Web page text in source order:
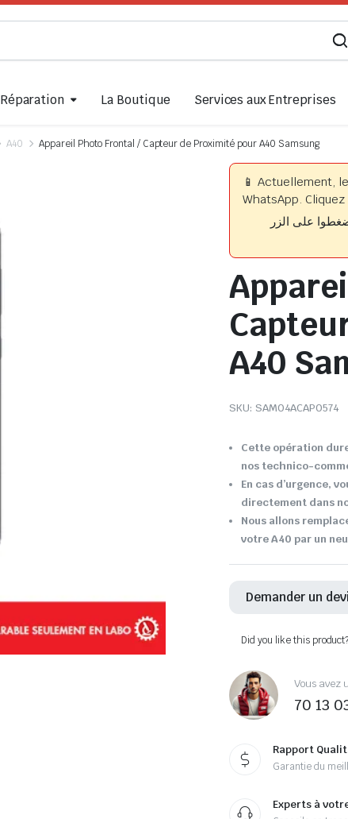
Réparation La Boutique Services aux Entreprises
A40 Appareil Photo Frontal / Capteur de Proximité pour A40 Samsung
📱 Actuellement,
WhatsApp.
على الزر
A40
SKU: SAM04ACAP0574
Cette opération
nos technico-
En cas d’urgence,
directement dans
Nous allons
votre A40 par un
Demander un
Did you like this
Vous avez
70 13
Rapport
Garantie du
Experts à